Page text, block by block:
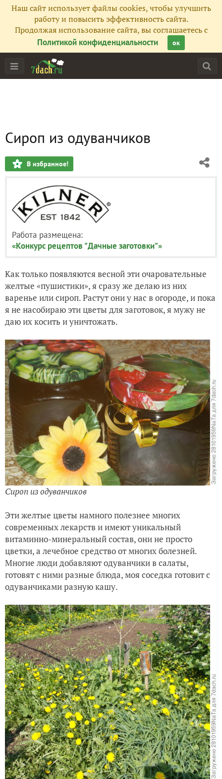
Наш сайт использует файлы cookies, чтобы улучшить
работу и повысить эффективность сайта.
Продолжая использование сайта, вы соглашаетесь с
Политикой конфиденциальности
ок
Сироп из одуванчиков
В избранное!
Работа размещена:
«Конкурс рецептов "Дачные заготовки"»
Как только появляются весной эти очаровательные
желтые «пушистики», я сразу же делаю из них
варенье или сироп. Растут они у нас в огороде, и пока
я не насобираю эти цветы для заготовок, я мужу не
даю их косить и уничтожать.
Сироп из одуванчиков
Эти желтые цветы намного полезнее многих
современных лекарств и имеют уникальный
витаминно-минеральный состав, они не просто
цветки, а лечебное средство от многих болезней.
Многие люди добавляют одуванчики в салаты,
готовят с ними разные блюда, моя соседка готовит с
одуванчиками разную кашу.